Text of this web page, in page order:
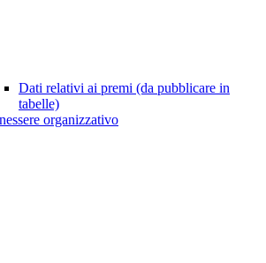
Dati relativi ai premi (da pubblicare in
tabelle)
organizzativo